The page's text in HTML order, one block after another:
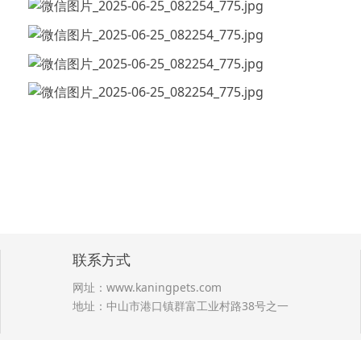
联系方式
网址： www.kaningpets.com
地址：中山市港口镇群富工业村路38号之一